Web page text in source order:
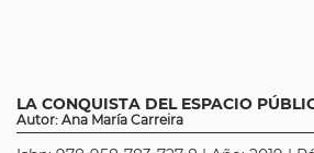
LA CONQUISTA DEL ESPACIO
Autor: Ana María Carreira